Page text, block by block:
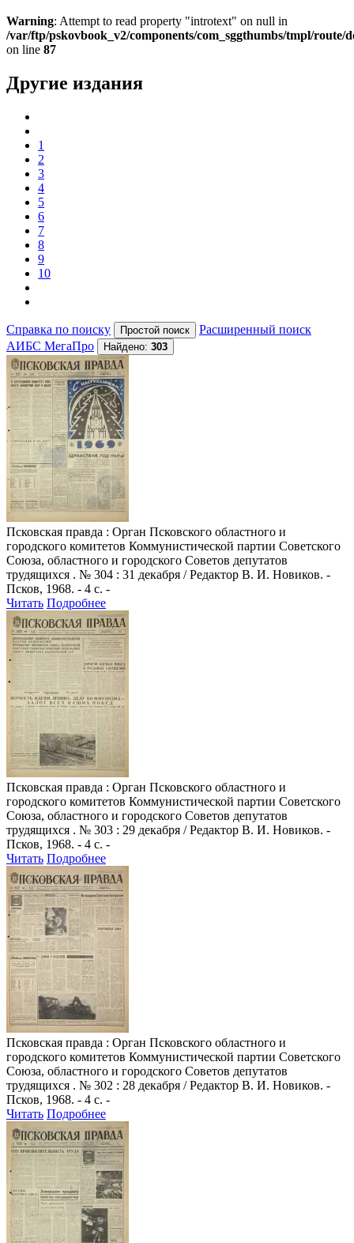
Warning: Attempt to read property "introtext" on null in
/var/ftp/pskovbook_v2/components/com_sggthumbs/tmpl/route/
on line 87
Другие издания
1
2
3
4
5
6
7
8
9
10
Справка по поиску
Расширенный поиск
АИБС МегаПро
Найдено: 303
Псковская правда : Орган Псковского областного и
городского комитетов Коммунистической партии Советского
Союза, областного и городского Советов депутатов
трудящихся . № 304 : 31 декабря / Редактор В. И. Новиков. -
Псков, 1968. - 4 с. -
Читать Подробнее
Псковская правда : Орган Псковского областного и
городского комитетов Коммунистической партии Советского
Союза, областного и городского Советов депутатов
трудящихся . № 303 : 29 декабря / Редактор В. И. Новиков. -
Псков, 1968. - 4 с. -
Читать Подробнее
Псковская правда : Орган Псковского областного и
городского комитетов Коммунистической партии Советского
Союза, областного и городского Советов депутатов
трудящихся . № 302 : 28 декабря / Редактор В. И. Новиков. -
Псков, 1968. - 4 с. -
Читать Подробнее